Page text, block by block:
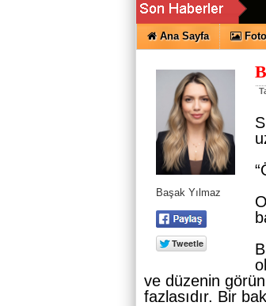
Ana Sayfa
Başak Yılmaz
ve düzenin
fazlasıdır. Bir